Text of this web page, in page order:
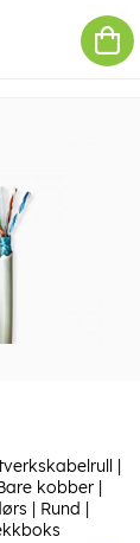
|
kobber |
| Rund |